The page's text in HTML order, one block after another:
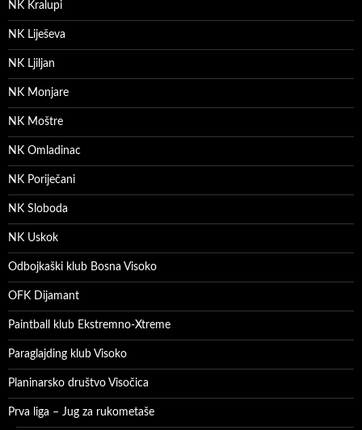
NK Kralupi
NK Liješeva
NK Ljiljan
NK Monjare
NK Moštre
NK Omladinac
NK Poriječani
NK Sloboda
NK Uskok
Odbojkaški klub Bosna Visoko
OFK Dijamant
Paintball klub Ekstremno-Xtreme
Paraglajding klub Visoko
Planinarsko društvo Visočica
Prva liga – Jug za rukometaše